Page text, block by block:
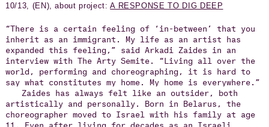
10/13, (EN), about project:A RESPONSE TO DIG DEEP
“There is a certain feeling of ‘in-between’ that you
inherit as an immigrant. My life as an artist has
expanded this feeling,” said Arkadi Zaides in an
interview with The Arty Semite. “Living all over the
world, performing and choreographing, it is hard to
say what constitutes my home. My home is everywhere.”
Zaides has always felt like an outsider, both
artistically and personally. Born in Belarus, the
choreographer moved to Israel with his family at age
11. Even after living for decades as an Israeli